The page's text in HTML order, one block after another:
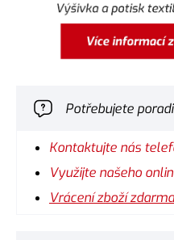
Potřebujete
Kontaktujte nás
Využijte našeho
Vrácení zboží